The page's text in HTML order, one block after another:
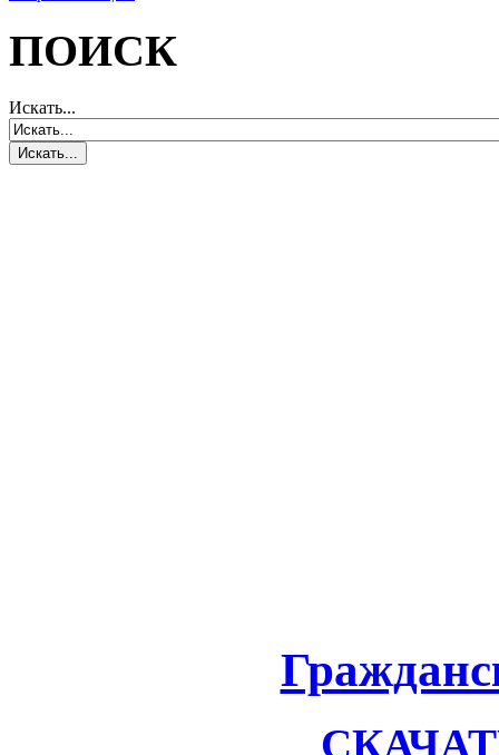
ПОИСК
Искать...